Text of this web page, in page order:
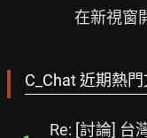
在新視窗
C_Chat 近期熱
Re: [討論] 台